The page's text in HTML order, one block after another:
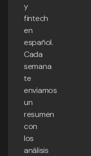
y
fintech
en
español.
Cada
semana
te
enviamos
un
resumen
con
los
análisis